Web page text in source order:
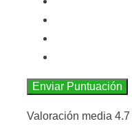
Enviar Puntuación
Valoración media 4.7